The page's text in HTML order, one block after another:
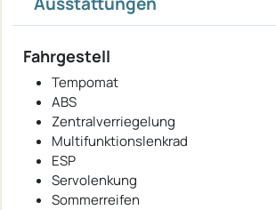
Fahrgestell
Tempomat
ABS
Zentralverriegelung
Multifunktionslenkrad
ESP
Servolenkung
Sommerreifen